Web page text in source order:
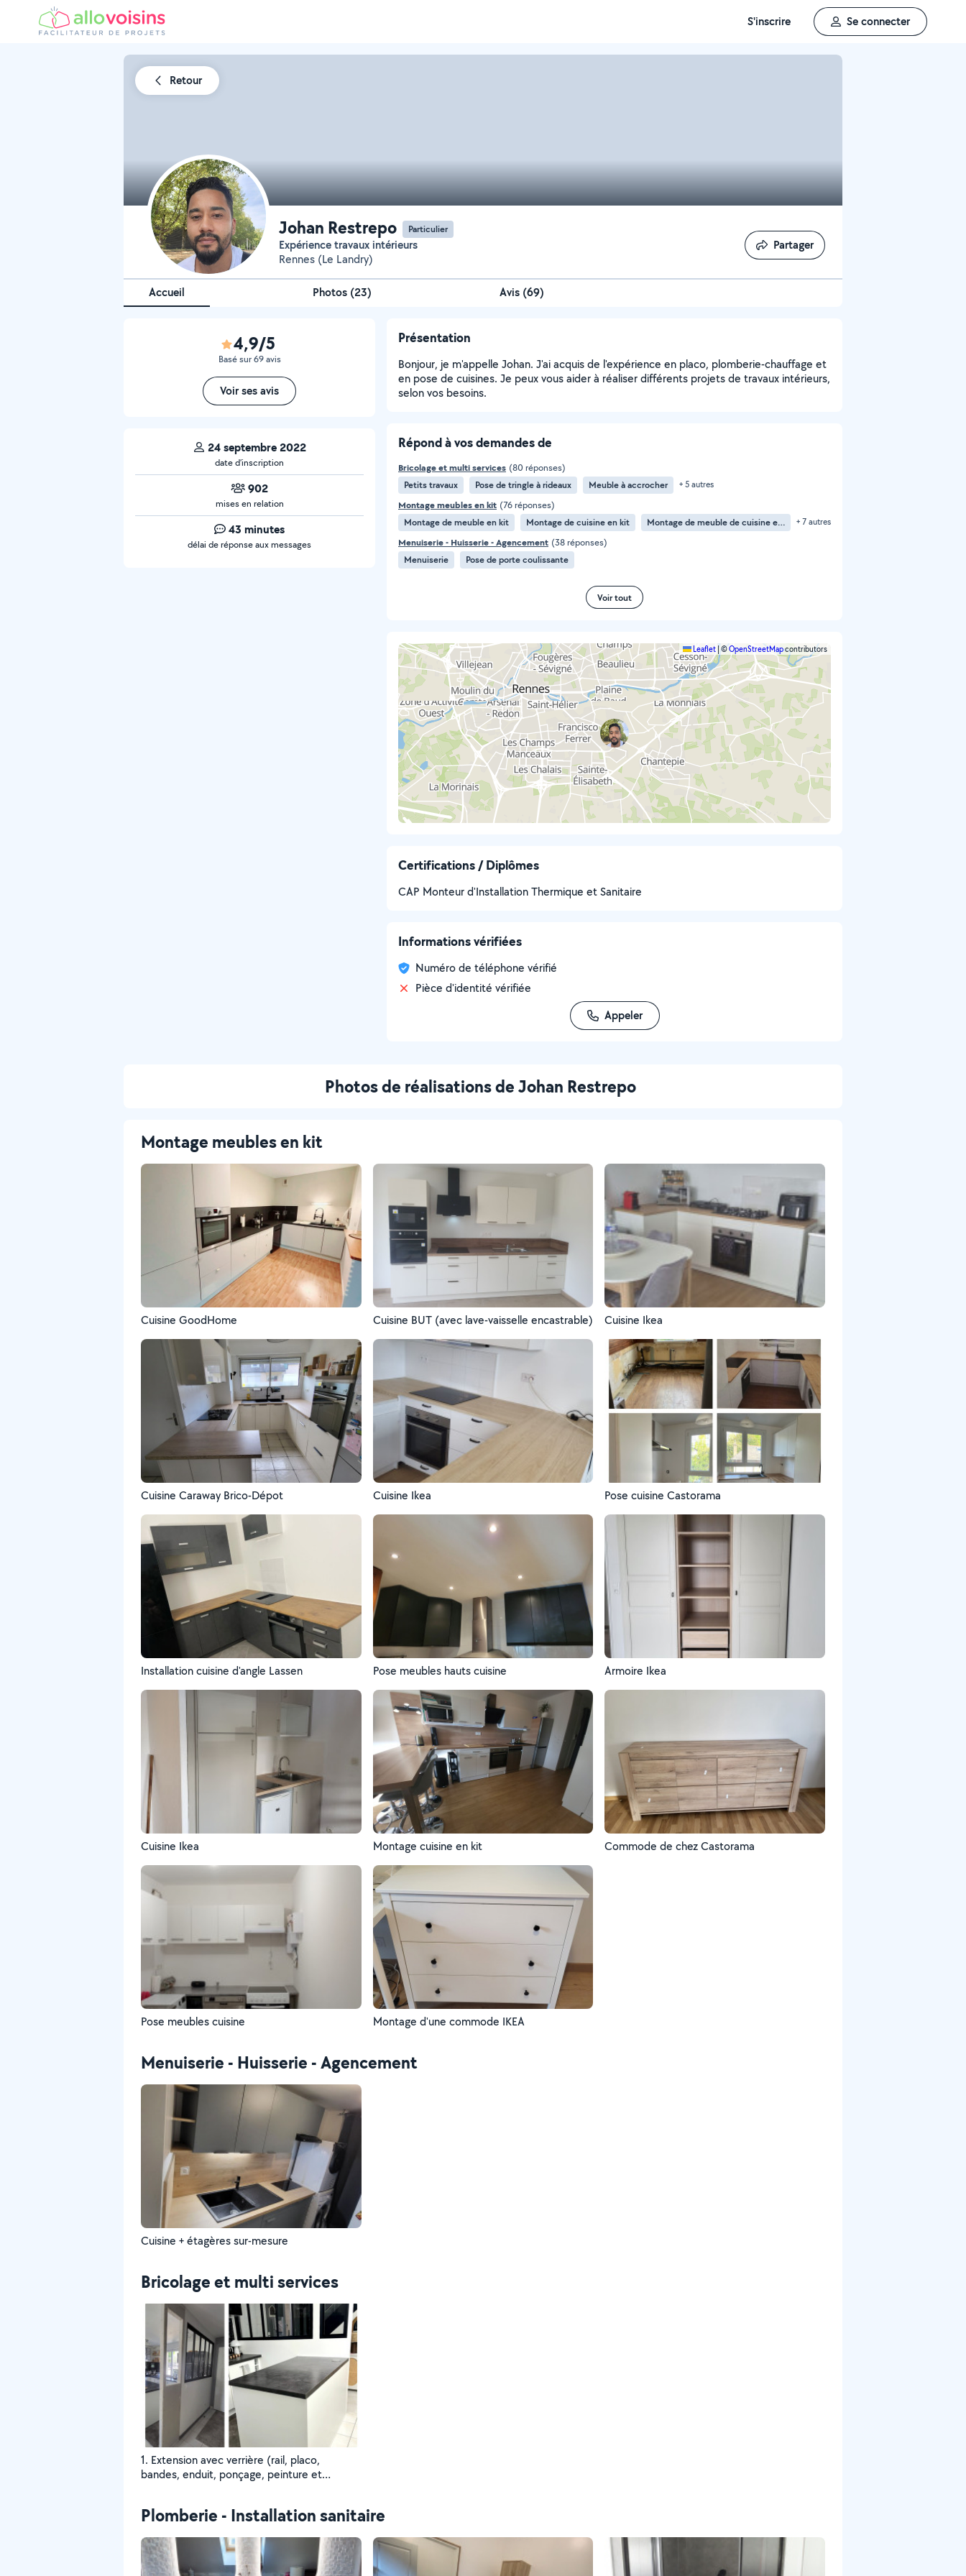
S'inscrire Se connecter
Retour
Johan Restrepo Particulier
Expérience travaux intérieurs
Rennes (Le Landry)
Partager
Partager
Accueil Photos (23) Avis (69)
4,9/5
Basé sur 69 avis
Voir ses avis
24 septembre 2022
date d’inscription
902
mises en relation
43 minutes
délai de réponse aux messages
Présentation
Bonjour, je m'appelle Johan. J'ai acquis de l'expérience en placo, plomberie-chauffage et
en pose de cuisines. Je peux vous aider à réaliser différents projets de travaux intérieurs,
selon vos besoins.
Répond à vos demandes de
Bricolage et multi services (80 réponses)
Petits travaux
Pose de tringle à rideaux Meuble à accrocher + 5 autres
Montage meubles en kit (76 réponses)
Montage de meuble en kit
Montage de cuisine en kit Montage de meuble de cuisine en kit + 7 autres
Menuiserie - Huisserie - Agencement (38 réponses)
Menuiserie
Pose de porte coulissante
Voir tout
Leaflet ©OpenStreetMapcontributors
Certifications / Diplômes
CAP Monteur d'Installation Thermique et Sanitaire
Informations vérifiées
Numéro de téléphone vérifié
Pièce d'identité vérifiée
Appeler
Photos de réalisations de Johan Restrepo
Montage meubles en kit
Cuisine GoodHome Cuisine BUT (avec lave-vaisselle encastrable) Cuisine Ikea
Cuisine Caraway Brico-Dépot Cuisine Ikea Pose cuisine Castorama
Installation cuisine d'angle Lassen Pose meubles hauts cuisine Armoire Ikea
Cuisine Ikea Montage cuisine en kit Commode de chez Castorama
Pose meubles cuisine Montage d'une commode IKEA
Menuiserie - Huisserie - Agencement
Cuisine + étagères sur-mesure
Bricolage et multi services
1. Extension avec verrière (rail, placo,
bandes, enduit, ponçage, peinture et
Plomberie - Installation sanitaire